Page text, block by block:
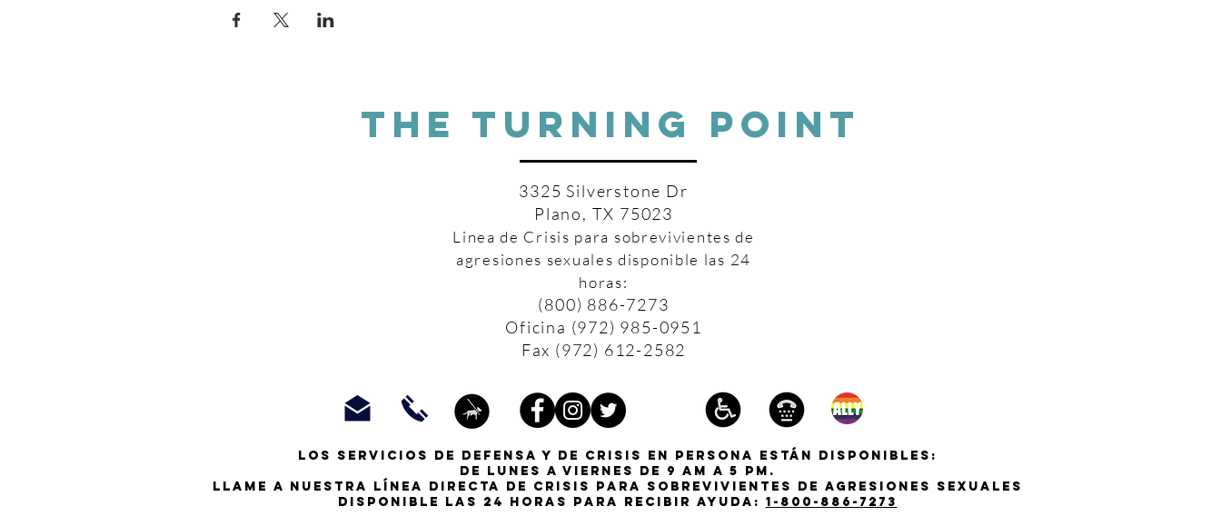
THE TURNING POINT
3325 Silverstone Dr
Plano, TX 75023
Linea de Crisis para sobrevivientes de
agresiones sexuales disponible las 24
horas:
(800) 886-7273
Oficina (972) 985-0951
Fax (972) 612-2582
Los servicios de defensa y de crisis en persona están disponibles:
de lunes a viernes de 9 am a 5 pm.
Llame a nuestra línea directa de crisis para sobrevivientes de agresiones sexuales
disponible las 24 horas para recibir ayuda: 1-800-886-7273